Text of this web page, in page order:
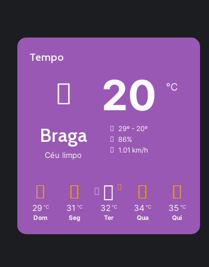
Tempo
Braga
Céu limpo
20 ℃
29º - 20º
86%
1.01 km/h
29 ℃
Dom
31 ℃
Seg
32 ℃
Ter
34 ℃
Qua
35 ℃
Qui